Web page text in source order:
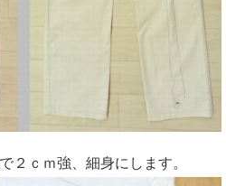
２ｃｍ強、細身にします。